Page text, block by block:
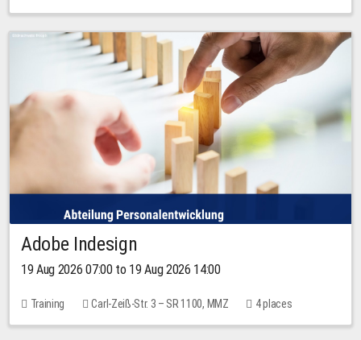
Adobe Indesign
19 Aug 2026 07:00 to 19 Aug 2026 14:00
Training Carl-Zeiß-Str. 3 – SR 1100, MMZ 4 places